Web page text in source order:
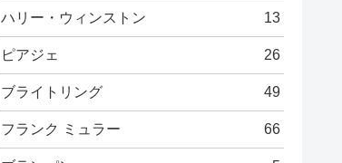
ハリー・ウィンストン 13
ピアジェ 26
ブライトリング 49
フランク ミュラー 66